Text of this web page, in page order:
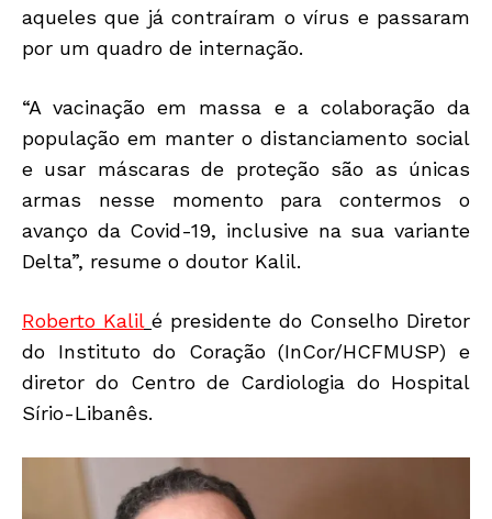
aqueles que já contraíram o vírus e passaram
por um quadro de internação.
“A vacinação em massa e a colaboração da
população em manter o distanciamento social
e usar máscaras de proteção são as únicas
armas nesse momento para contermos o
avanço da Covid-19, inclusive na sua variante
Delta”, resume o doutor Kalil.
Roberto Kalil é presidente do Conselho Diretor
do Instituto do Coração (InCor/HCFMUSP) e
diretor do Centro de Cardiologia do Hospital
Sírio-Libanês.